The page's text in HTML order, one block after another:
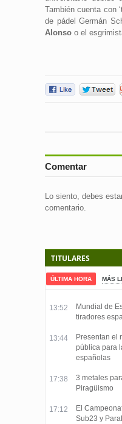
También cuenta con
de pádel Germán
Alonso o el
Comentar
Lo siento, debes
comentario.
TITULARES
ÚLTIMA HORA MÁS
13:52
Mundial de
tiradores
13:44
Presentan el
pública para
españolas
17:38
3 metales
Piragüismo
17:12
El
Sub23 y